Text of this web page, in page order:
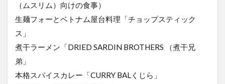
（ムスリム）向けの食事）
生麺フォーとベトナム屋台料理「チョップスティック
ス」
煮干ラーメン「DRIED SARDIN BROTHERS （煮干兄
弟」
本格スパイスカレー「CURRY BALくじら」